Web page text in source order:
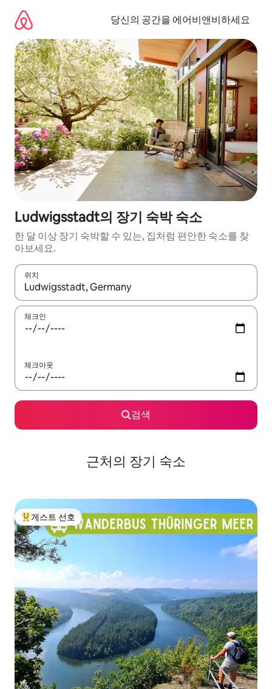
당신의 공간을 에어비앤비하세요
Ludwigsstadt의 장기 숙박 숙소
한 달 이상 장기 숙박할 수 있는, 집처럼 편안한 숙소를 찾
아보세요.
위치
결과가 나오면 위·아래 화살표 키를 사용하거나 터치 또는 스와이
체크인
체크아웃
검색
근처의 장기 숙소
상위 게스트 선호
게스트 선호